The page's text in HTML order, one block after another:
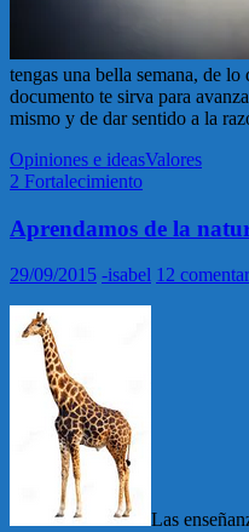
tengas una bella semana, de lo
documento te sirva para
mismo y de dar sentido a la
Opiniones e ideasValores
2 Fortalecimiento
Aprendamos de la
29/09/2015 -isabel 12
Las